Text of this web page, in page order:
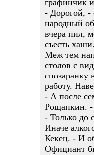
графинчик
- Дорогой, -
народный
вчера пил,
съесть
Меж тем
столов c
спозаранку
работу.
- А после
Рощапкин. -
- Только до
Иначе
Кекец. - И
Официант